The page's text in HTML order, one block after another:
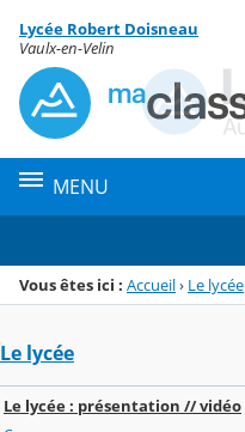
Menu de la rubrique
Contenu
Lycée Robert Doisneau
Vaulx-en-Velin
MENU
Vous êtes ici : Accueil› Le lycée
Le lycée
Le lycée : présentation // vidéo